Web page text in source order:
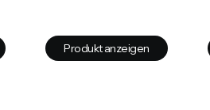
Produkt anzeigen